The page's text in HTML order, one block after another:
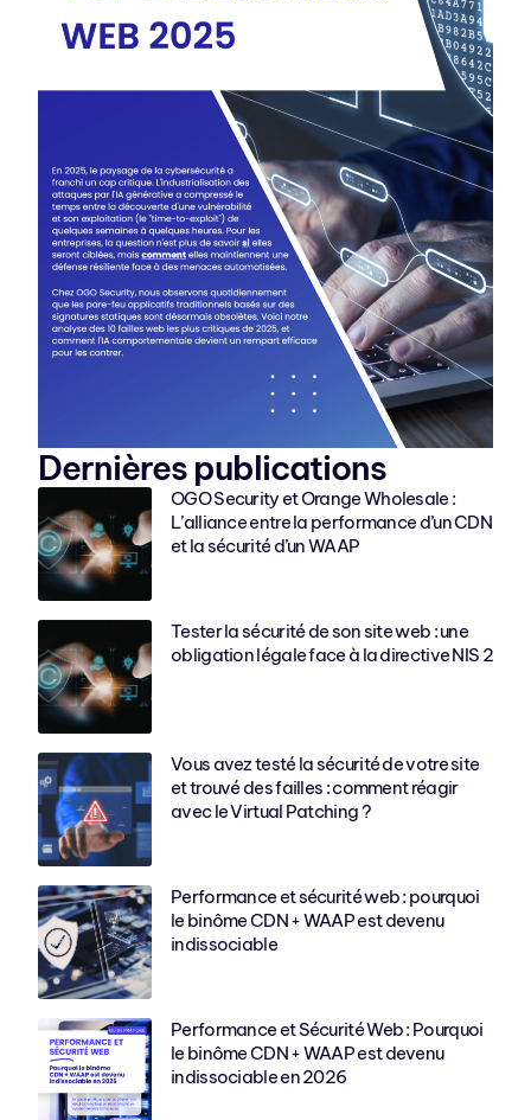
Dernières publications
OGO Security et Orange Wholesale :
L’alliance entre la performance d’un CDN
et la sécurité d’un WAAP
Tester la sécurité de son site web : une
obligation légale face à la directive NIS 2
Vous avez testé la sécurité de votre site
et trouvé des failles : comment réagir
avec le Virtual Patching ?
Performance et sécurité web : pourquoi
le binôme CDN + WAAP est devenu
indissociable
Performance et Sécurité Web : Pourquoi
le binôme CDN + WAAP est devenu
indissociable en 2026